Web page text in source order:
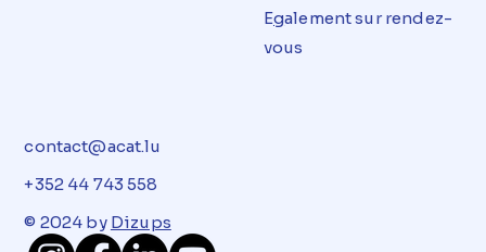
Egalement sur rendez-
vous
contact@acat.lu
+352 44 743 558
© 2024 by Dizups